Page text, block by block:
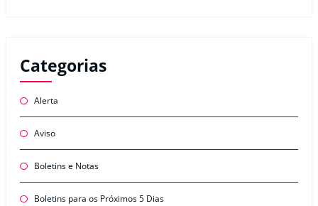
Categorias
Alerta
Aviso
Boletins e Notas
Boletins para os Próximos 5 Dias